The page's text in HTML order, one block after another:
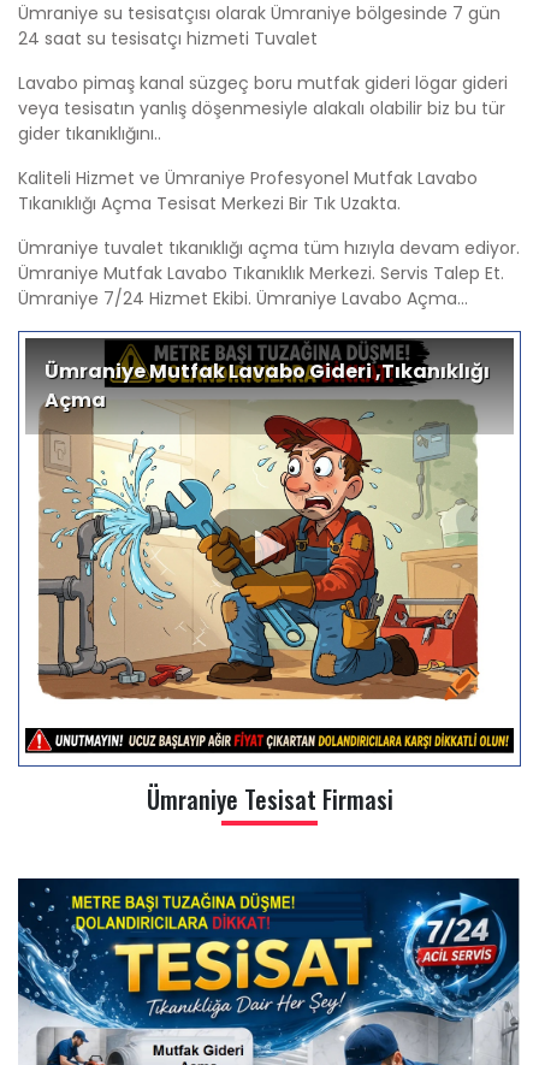
Ümraniye su tesisatçısı olarak Ümraniye bölgesinde 7 gün
24 saat su tesisatçı hizmeti Tuvalet
Lavabo pimaş kanal süzgeç boru mutfak gideri lögar gideri
veya tesisatın yanlış döşenmesiyle alakalı olabilir biz bu tür
gider tıkanıklığını..
Kaliteli Hizmet ve Ümraniye Profesyonel Mutfak Lavabo
Tıkanıklığı Açma Tesisat Merkezi Bir Tık Uzakta.
Ümraniye tuvalet tıkanıklığı açma tüm hızıyla devam ediyor.
Ümraniye Mutfak Lavabo Tıkanıklık Merkezi. Servis Talep Et.
Ümraniye 7/24 Hizmet Ekibi. Ümraniye Lavabo Açma...
Ümraniye Mutfak Lavabo Gideri ,Tıkanıklığı
Açma
Ümraniye Tesisat Firmasi